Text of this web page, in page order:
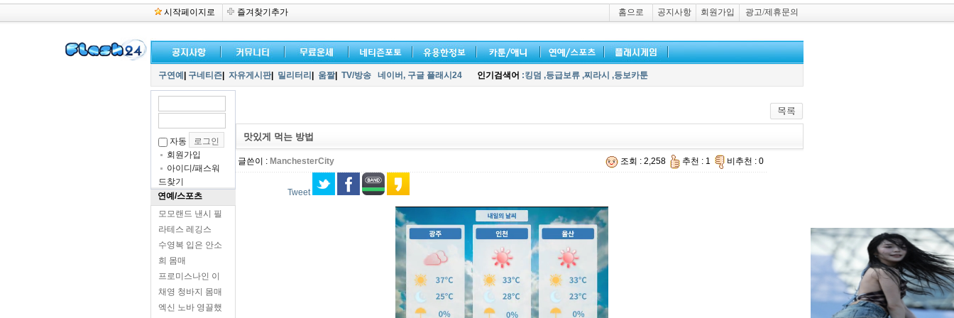
시작페이지로 즐겨찾기추가 홈으로 공지사항 회원가입 광고/제휴문의
구연예 구네티즌 자유게시판| 밀리터리 움짤| TV/방송 네이버, 구글 플래시24 인기검색어 :킹덤 ,등급보류 ,찌라시 ,등보카툰
자동
회원가입
아이디/패스워
드찾기
연예/스포츠
모모랜드 낸시 필
라테스 레깅스
수영복 입은 안소
희 몸매
프로미스나인 이
채영 청바지 몸매
엑신 노바 영끌했
맛있게 먹는 방법
글쓴이 : ManchesterCity 조회 : 2,258 추천 : 1 비추천 : 0
Tweet